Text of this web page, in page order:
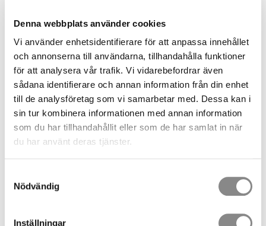
Denna webbplats använder cookies
Vi använder enhetsidentifierare för att anpassa innehållet
och annonserna till användarna, tillhandahålla funktioner
för att analysera vår trafik. Vi vidarebefordrar även
sådana identifierare och annan information från din enhet
till de analysföretag som vi samarbetar med. Dessa kan i
sin tur kombinera informationen med annan information
som du har tillhandahållit eller som de har samlat in när
du har använt deras tjänster.
Nödvändig
Inställningar
1 015,00SEK
Quantity
Article SKU